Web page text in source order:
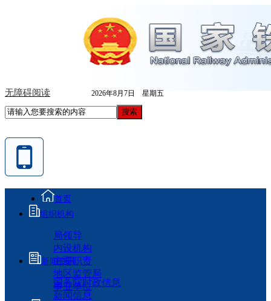
无障碍阅读 2026年8月7日 星期五
首页
组织机构
局领导
内设机构
主要职责
地区监管局
事业单位
新闻资讯
国务院时政信息
新闻信息